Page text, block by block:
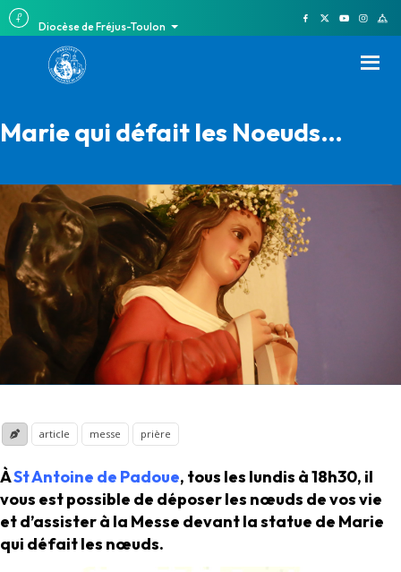
Diocèse de Fréjus-Toulon
Marie qui défait les Noeuds…
article messe prière
ÀSt Antoine de Padoue, tous les lundis à 18h30, il
vous est possible de déposer les nœuds de vos vie
et d’assister à la Messe devant la statue de Marie
qui défait les nœuds.